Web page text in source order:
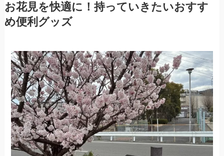
お花見を快適に！持っていきたいおすす
め便利グッズ